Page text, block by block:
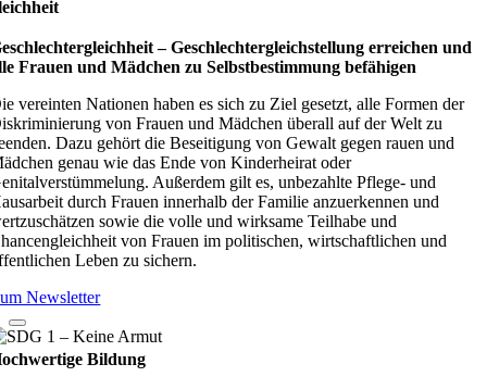
– Geschlechtergleichstellung erreichen und
Frauen und Mädchen zu Selbstbestimmung befähigen
vereinten Nationen haben es sich zu Ziel gesetzt, alle Formen der
von Frauen und Mädchen überall auf der Welt zu
Dazu gehört die Beseitigung von Gewalt gegen rauen und
genau wie das Ende von Kinderheirat oder
Außerdem gilt es, unbezahlte Pflege- und
durch Frauen innerhalb der Familie anzuerkennen und
sowie die volle und wirksame Teilhabe und
von Frauen im politischen, wirtschaftlichen und
Leben zu sichern.
Newsletter
Bildung